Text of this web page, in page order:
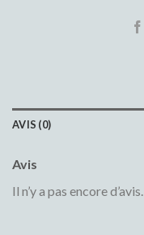
AVIS (0)
Avis
Il n’y a pas encore d’avis.